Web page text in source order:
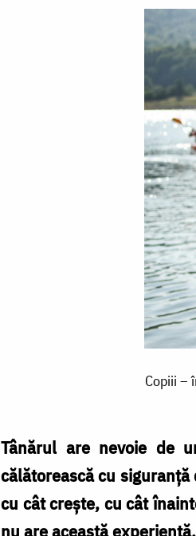
Copiii –
Tânărul are nevoie de
călătorească cu
cu cât creşte, cu cât
nu are această experienţă.